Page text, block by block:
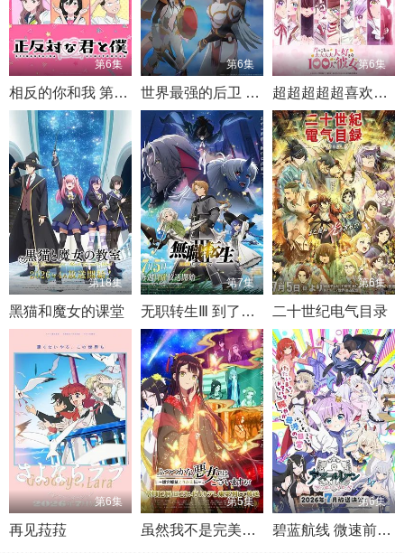
第6集
相反的你和我 第二季
第6集
世界最强的后卫 ～迷宫国的新人探索者
第6集
超超超超超喜欢你的100个女朋友 第三季
第18集
黑猫和魔女的课堂
第7集
无职转生Ⅲ 到了异世界就拿出真本事 第三季
第6集
二十世纪电气目录
第6集
再见菈菈
第5集
虽然我不是完美恶女～雏宫蝶鼠替换传
第6集
碧蓝航线 微速前行 第二季